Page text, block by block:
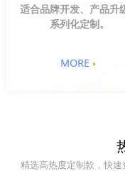
适合品牌开发、产品升
系列化定制。
MORE
精选高热度定制款，快速